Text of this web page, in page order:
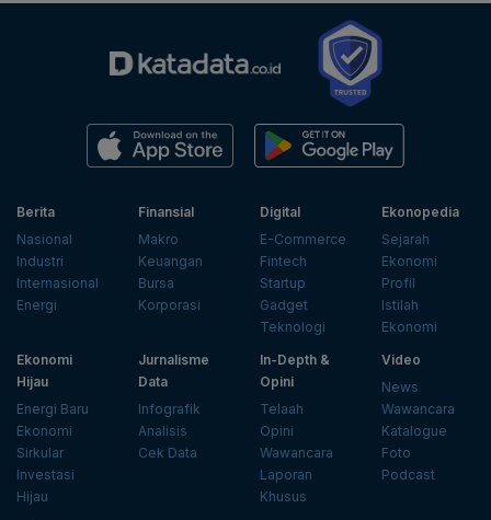
Berita
Nasional
Industri
Internasional
Energi
Finansial
Makro
Keuangan
Bursa
Korporasi
Digital
E-Commerce
Fintech
Startup
Gadget
Teknologi
Ekonopedia
Sejarah
Ekonomi
Profil
Istilah
Ekonomi
Ekonomi
Hijau
Energi Baru
Ekonomi
Sirkular
Investasi
Hijau
Jurnalisme
Data
Infografik
Analisis
Cek Data
In-Depth &
Opini
Telaah
Opini
Wawancara
Laporan
Khusus
Video
News
Wawancara
Katalogue
Foto
Podcast